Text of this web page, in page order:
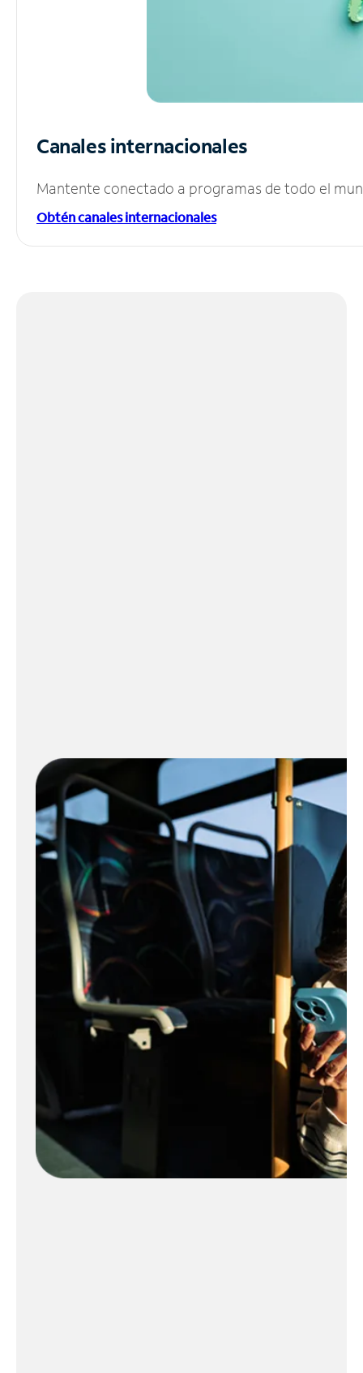
Canales internacionales
Mantente conectado a programas de todo el
Obtén canales internacionales